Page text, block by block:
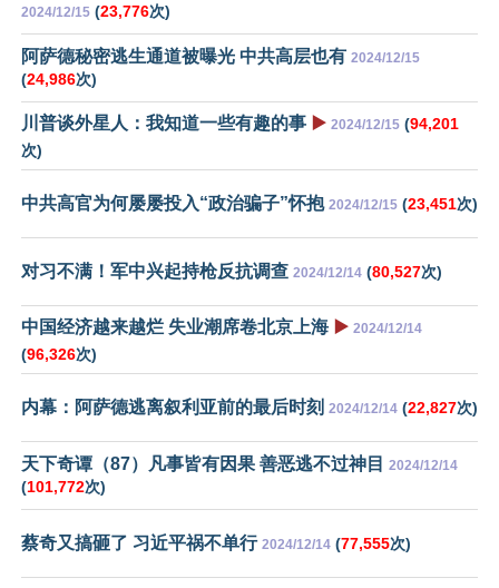
2024/12/15 (23,776次)
阿萨德秘密逃生通道被曝光 中共高层也有 2024/12/15
(24,986次)
川普谈外星人：我知道一些有趣的事 ▶️ 2024/12/15 (94,201
次)
中共高官为何屡屡投入“政治骗子”怀抱 2024/12/15 (23,451次)
对习不满！军中兴起持枪反抗调查 2024/12/14 (80,527次)
中国经济越来越烂 失业潮席卷北京上海 ▶️ 2024/12/14
(96,326次)
内幕：阿萨德逃离叙利亚前的最后时刻 2024/12/14 (22,827次)
天下奇谭（87）凡事皆有因果 善恶逃不过神目 2024/12/14
(101,772次)
蔡奇又搞砸了 习近平祸不单行 2024/12/14 (77,555次)